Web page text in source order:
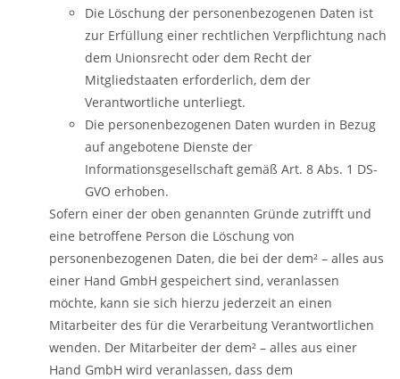
Die Löschung der personenbezogenen Daten ist
zur Erfüllung einer rechtlichen Verpflichtung nach
dem Unionsrecht oder dem Recht der
Mitgliedstaaten erforderlich, dem der
Verantwortliche unterliegt.
Die personenbezogenen Daten wurden in Bezug
auf angebotene Dienste der
Informationsgesellschaft gemäß Art. 8 Abs. 1 DS-
GVO erhoben.
Sofern einer der oben genannten Gründe zutrifft und
eine betroffene Person die Löschung von
personenbezogenen Daten, die bei der dem² – alles aus
einer Hand GmbH gespeichert sind, veranlassen
möchte, kann sie sich hierzu jederzeit an einen
Mitarbeiter des für die Verarbeitung Verantwortlichen
wenden. Der Mitarbeiter der dem² – alles aus einer
Hand GmbH wird veranlassen, dass dem